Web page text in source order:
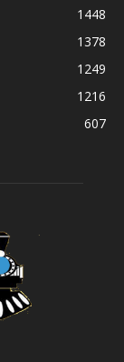
1448
1378
1249
1216
607